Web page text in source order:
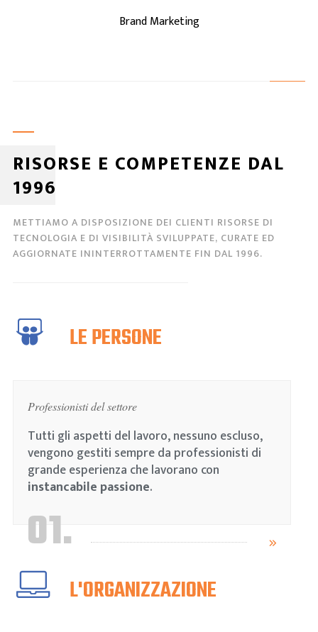
Brand Marketing
RISORSE E COMPETENZE DAL
1996
METTIAMO A DISPOSIZIONE DEI CLIENTI RISORSE DI
TECNOLOGIA E DI VISIBILITÀ SVILUPPATE, CURATE ED
AGGIORNATE ININTERROTTAMENTE FIN DAL 1996.
LE PERSONE
Professionisti del settore
Tutti gli aspetti del lavoro, nessuno escluso,
vengono gestiti sempre da professionisti di
grande esperienza che lavorano con
instancabile passione.
01.
L'ORGANIZZAZIONE